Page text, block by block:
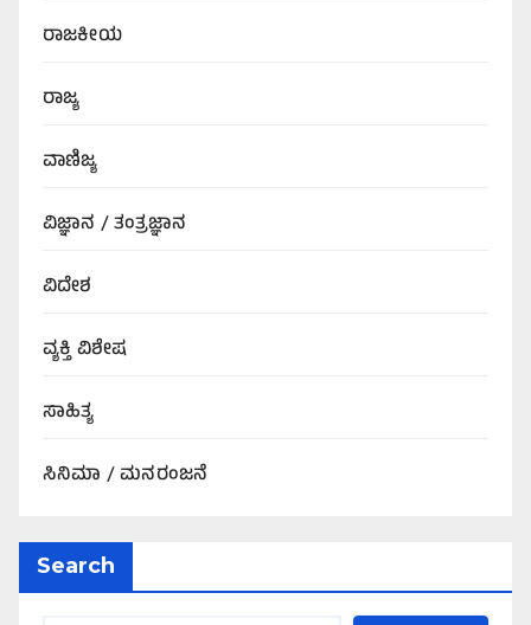
ರಾಜಕೀಯ
ರಾಜ್ಯ
ವಾಣಿಜ್ಯ
ವಿಜ್ಞಾನ / ತಂತ್ರಜ್ಞಾನ
ವಿದೇಶ
ವ್ಯಕ್ತಿ ವಿಶೇಷ
ಸಾಹಿತ್ಯ
ಸಿನಿಮಾ / ಮನರಂಜನೆ
Search